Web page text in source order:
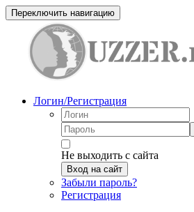
Переключить навигацию
Логин/Регистрация
Не выходить с сайта
Вход на сайт
Забыли пароль?
Регистрация